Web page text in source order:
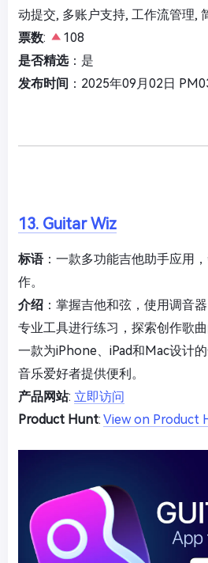
动提交, 多账户支持, 工作流管理,
票数:
108
是否精选：是
发布时间 ：2025年09月02日
13. Guitar Wiz
标语：一款多功能吉他助手应用
作。
介绍 ：掌握吉他和弦，使用调音
专业工具进行练习，探索创作歌
一款为iPhone、iPad和Mac设计
音乐爱好者提供便利。
产品网站: 立即访问
Product Hunt: View on Product